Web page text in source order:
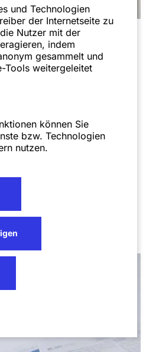
und Technologien
der Internetseite zu
Nutzer mit der
indem
gesammelt und
Tools weitergeleitet
können Sie
bzw. Technologien
nutzen.